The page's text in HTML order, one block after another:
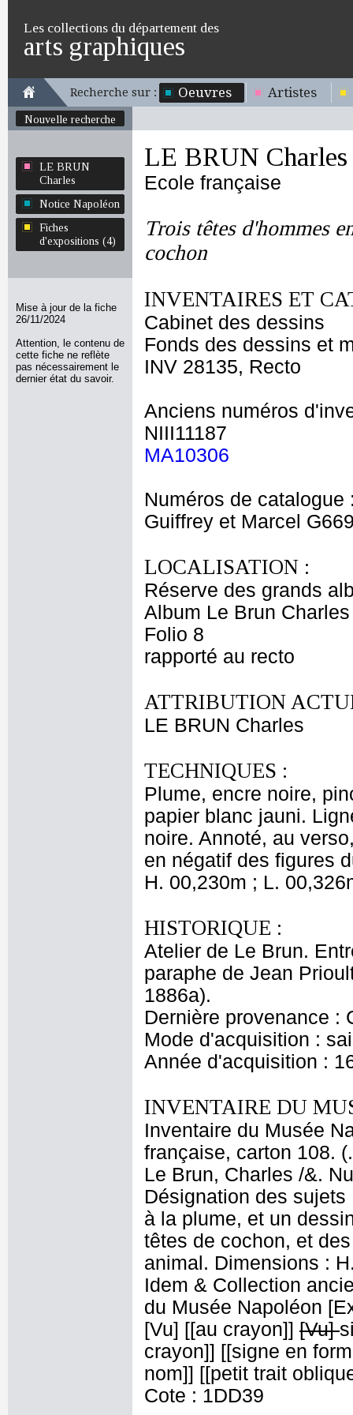
Les collections du département des
arts graphiques
Recherche sur : Oeuvres Artistes
Nouvelle recherche
LE BRUN
Charles
Notice Napoléon
Fiches
d'expositions (4)
Mise à jour de la fiche
26/11/2024
Attention, le contenu de
cette fiche ne reflète
pas nécessairement le
dernier état du savoir.
LE BRUN Charles
Ecole française
Trois têtes d'hommes
cochon
INVENTAIRES ET
Cabinet des dessins
Fonds des dessins et
INV 28135, Recto
Anciens numéros
NIII11187
MA10306
Numéros de catalogue
Guiffrey et Marcel
LOCALISATION :
Réserve des grands
Album Le Brun
Folio 8
rapporté au recto
ATTRIBUTION
LE BRUN Charles
TECHNIQUES :
Plume, encre noire,
papier blanc jauni.
noire. Annoté, au
en négatif des figures
H. 00,230m ; L.
HISTORIQUE :
Atelier de Le Brun.
paraphe de Jean
1886a).
Dernière provenance :
Mode d'acquisition :
Année d'acquisition :
INVENTAIRE DU
Inventaire du Musée
française, carton 108.
Le Brun, Charles /&.
Désignation des
à la plume, et un
têtes de cochon, et
animal. Dimensions :
Idem & Collection
du Musée Napoléon
[Vu] [[au crayon]] [Vu]
crayon]] [[signe en
nom]] [[petit trait
Cote : 1DD39